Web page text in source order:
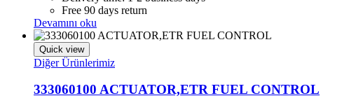
Free 90 days return
Devamını oku
Quick view
Diğer Ürünlerimiz
333060100 ACTUATOR,ETR FUEL CONTROL